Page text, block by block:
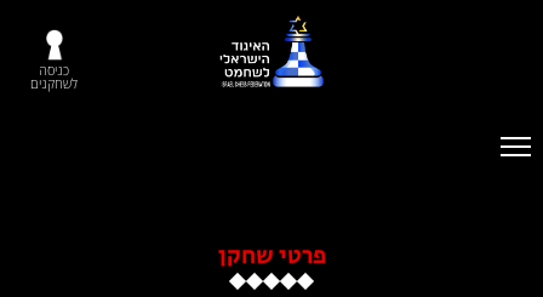
כניסה
לשחקנים
פרטי שחקן